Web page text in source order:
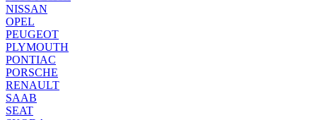
NISSAN
OPEL
PEUGEOT
PLYMOUTH
PONTIAC
PORSCHE
RENAULT
SAAB
SEAT